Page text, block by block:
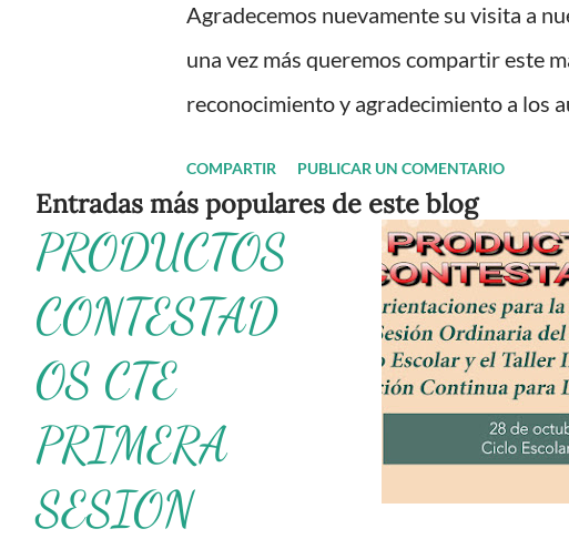
Agradecemos nuevamente su visita a
una vez más queremos compartir este
reconocimiento y agradecimiento a los
informativos y educativos. Obtén el
para el día del niño ¡Gracias por tu
olvides compartir nuestra página y
educativo 👉 Grupo de Facebook
WhatsApp y seguir a Salón didáctico
material didáctico. También te puede
convivencia escolar Oficios y
COMPARTIR PUBLICAR UN COMENTARIO
Entradas más populares de este blog
PRODUCTOS
CONTESTAD
OS CTE
PRIMERA
SESION